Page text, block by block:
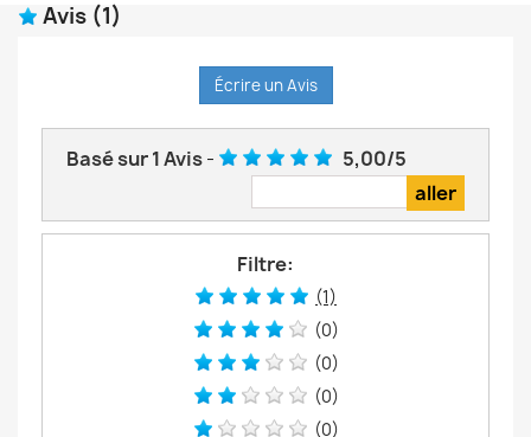
Avis (1)
Écrire un Avis
Basé sur1Avis- 5,00/5
Filtre:
(1)
(0)
(0)
(0)
(0)